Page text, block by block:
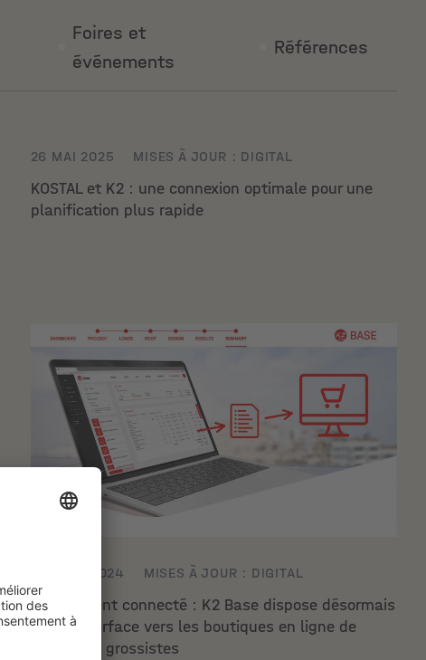
Foires et
événements
Références
26 MAI 2025 MISES À JOUR : DIGITAL
KOSTAL et K2 : une connexion optimale pour une
planification plus rapide
10 AVRIL 2024 MISES À JOUR : DIGITAL
Brillamment connecté : K2 Base dispose désormais
d’une interface vers les boutiques en ligne de
nombreux grossistes